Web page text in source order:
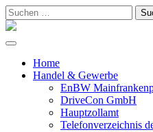
Suchen
nach:
Home
Handel & Gewerbe
EnBW
DriveCon GmbH
Hauptzollamt
Telefonverzeichnis